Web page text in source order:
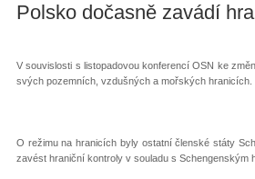
Polsko dočasně zavádí
V souvislosti s listopadovou konferencí OSN ke
svých pozemních, vzdušných a mořských hranicích.
O režimu na hranicích byly ostatní členské státy
zavést hraniční kontroly v souladu s Schengenským